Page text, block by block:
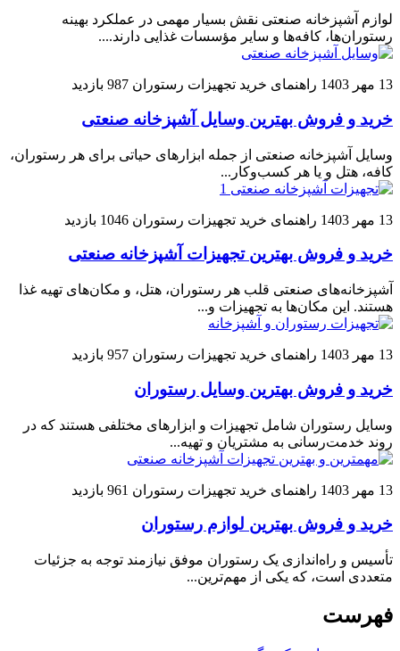
لوازم آشپزخانه صنعتی نقش بسیار مهمی در عملکرد بهینه
رستوران‌ها، کافه‌ها و سایر مؤسسات غذایی دارند....
13 مهر 1403 راهنمای خرید تجهیزات رستوران 987 بازدید
خرید و فروش بهترین وسایل آشپزخانه صنعتی
وسایل آشپزخانه صنعتی از جمله ابزارهای حیاتی برای هر رستوران،
کافه، هتل و یا هر کسب‌وکار...
13 مهر 1403 راهنمای خرید تجهیزات رستوران 1046 بازدید
خرید و فروش بهترین تجهیزات آشپزخانه صنعتی
آشپزخانه‌های صنعتی قلب هر رستوران، هتل، و مکان‌های تهیه غذا
هستند. این مکان‌ها به تجهیزات و...
13 مهر 1403 راهنمای خرید تجهیزات رستوران 957 بازدید
خرید و فروش بهترین وسایل رستوران
وسایل رستوران شامل تجهیزات و ابزارهای مختلفی هستند که در
روند خدمت‌رسانی به مشتریان و تهیه...
13 مهر 1403 راهنمای خرید تجهیزات رستوران 961 بازدید
خرید و فروش بهترین لوازم رستوران
تأسیس و راه‌اندازی یک رستوران موفق نیازمند توجه به جزئیات
متعددی است، که یکی از مهم‌ترین...
فهرست